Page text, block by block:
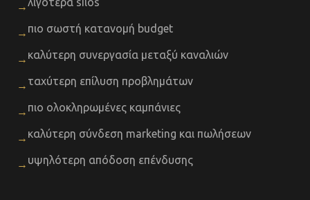
→
→ πιο σωστή κατανομή budget
→ καλύτερη συνεργασία μεταξύ καναλιών
→ ταχύτερη επίλυση προβλημάτων
→ πιο ολοκληρωμένες καμπάνιες
→ καλύτερη σύνδεση marketing και πωλήσεων
→ υψηλότερη απόδοση επένδυσης